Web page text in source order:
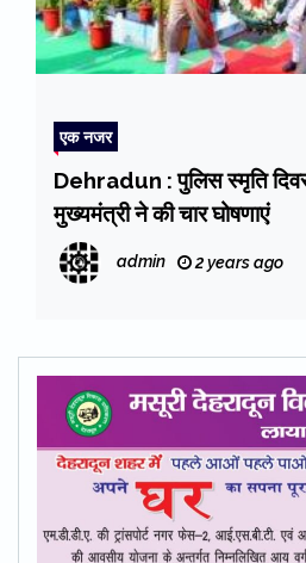
एक नजर
Dehradun : पुलिस स्मृति
मुख्यमंत्री ने की चार घोषणाएं
admin 2 years ago